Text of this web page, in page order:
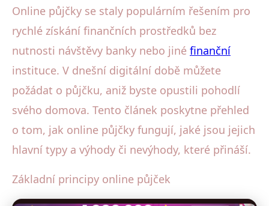
8. 8. 2025· 3 min čtení · Autor: Michal Hruška
Online půjčky se staly populárním řešením pro
rychlé získání finančních prostředků bez
nutnosti návštěvy banky nebo jiné finanční
instituce. V dnešní digitální době můžete
požádat o půjčku, aniž byste opustili pohodlí
svého domova. Tento článek poskytne přehled
o tom, jak online půjčky fungují, jaké jsou jejich
hlavní typy a výhody či nevýhody, které přináší.
Základní principy online půjček